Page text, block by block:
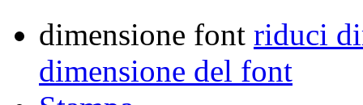
dimensione font riduci
dimensione del font